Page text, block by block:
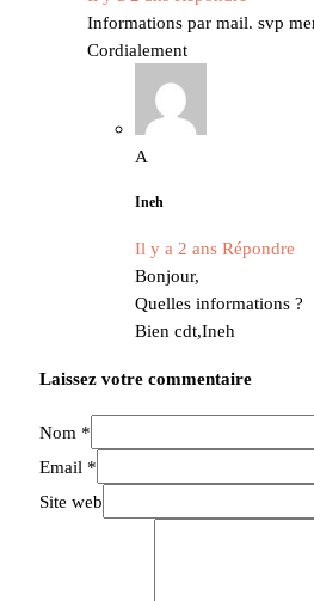
Informations par mail. svp
Cordialement
A
Ineh
Il y a 2 ans Répondre
Bonjour,
Quelles informations ?
Bien cdt,Ineh
Laissez votre commentaire
Nom *
Email *
Site web